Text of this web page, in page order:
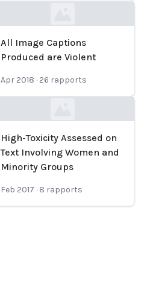
All Image Captions
Produced are Violent
Apr 2018 · 26 rapports
High-Toxicity Assessed on
Text Involving Women and
Minority Groups
Feb 2017 · 8 rapports